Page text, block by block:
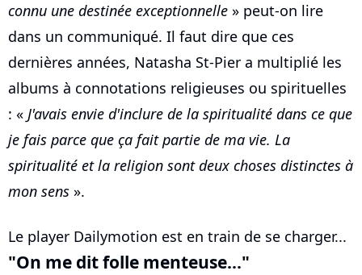
connu une destinée exceptionnelle » peut-on lire
dans un communiqué. Il faut dire que ces
dernières années, Natasha St-Pier a multiplié les
albums à connotations religieuses ou spirituelles
: « J'avais envie d'inclure de la spiritualité dans ce que
je fais parce que ça fait partie de ma vie. La
spiritualité et la religion sont deux choses distinctes à
mon sens ».
Le player Dailymotion est en train de se charger...
"On me dit folle menteuse..."